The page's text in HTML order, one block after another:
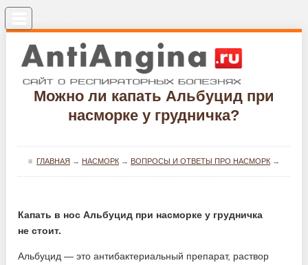
Можно ли капать Альбуцид при
насморке у грудничка?
≡ ГЛАВНАЯ → НАСМОРК→ ВОПРОСЫ И ОТВЕТЫ ПРО НАСМОРК→
Капать в нос Альбуцид при насморке у грудничка
не стоит.
Альбуцид — это антибактериальный препарат, раствор